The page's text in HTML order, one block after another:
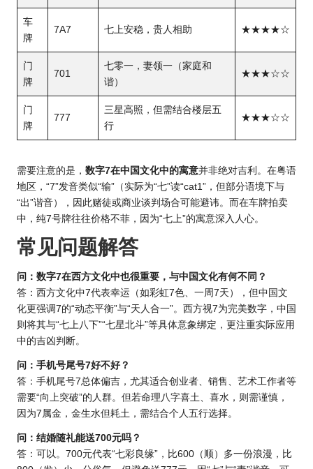
车
牌
7A7 七上安稳，贵人相助 ★★★★☆
门
牌
701
七零一，妻领一（家庭和
谐）
★★★☆☆
门
牌
777
三星高照，但需结合楼层五
行
★★★☆☆
需要注意的是， 数字7在中国文化中的寓意并非绝对吉利。在粤语
地区，“7”发音类似“输”（实际为“七”读“cat1”，但部分语境下与
“出”谐音），因此赌徒或商业谈判场合可能避讳。而在车牌拍卖
中，纯7号牌往往价格不菲，因为“七上”的寓意深入人心。
常见问题解答
问：数字7在西方文化中也很重要，与中国文化有何不同？
答：西方文化中7代表幸运（如彩虹7色、一周7天），但中国文
化更强调7的“动态平衡”与“天人合一”。西方视7为完美数字，中国
则将其与“七上八下”“七星北斗”等具体意象绑定，更注重实际应用
中的吉凶判断。
问：手机号尾号7好不好？
答：手机尾号7总体偏吉，尤其适合创业者、销售、艺术工作者等
需要“向上突破”的人群。但若命理八字喜土、喜水，则需谨慎，
因为7属金，金生水但耗土，需结合个人五行选择。
问：结婚随礼能送700元吗？
答：可以。700元代表“七彩良缘”，比600（顺）多一份浪漫，比